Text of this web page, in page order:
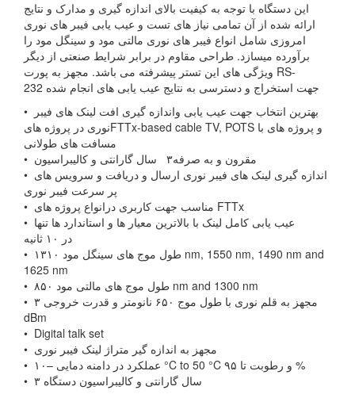
این دستگاه با توجه به کیفیت بالای اندازه گیری و مدارک و نتایج
ارائه شده از آن تمامی نیاز های تست و عیب یابی فیبر های نوری
امروزی شامل انواع فیبر های نوری مالتی مود و سینگل مود را
برآورده میسازد. طراحی مقاوم در برابر شرایط صنعتی از دیگر
ویژگی های این تستر پیشرفته می باشد. مجهز به پورت RS-
232 جهت استخراج و دسترسی به نتایج عیب یابی های انجام شده
• بهترین انتخاب جهت عیب یابی واندازه گیری افت لینک های فیبر
نوری در پروژه هایFTTx-based cable TV, POTS و پروژه های با
مسافت های طولانی
• مقرون و به صرفه۳ سال گارانتی و کالیبراسیون
• اندازه گیری لینک های فیبر نوری ارسال و دریافت و سرویس های
پر سرعت فیبر نوری
• مناسب جهت کاربری درانواع پروژه های FTTx
• عیب یابی کامل لینک با بالاترین معیار ها و استاندارد ها تنها
در ۱۰ ثانیه
• طول موج های سینگل مود ۱۳۱۰ nm, 1550 nm, 1490 nm and
1625 nm
• طول موج های مالتی مود ۸۵۰ nm and 1300 nm
• مجهز به قلم نوری با طول موج ۶۵۰ نانومتر و قدرت خروجی ۳
dBm
• Digital talk set
• مجهز به اندازه گیر متراژ لینک فیبر نوری
• عملکرد در دامنه دمایی –۱۰ °C to 50 °C و رطوبت تا ۹۵ %
• ۳ سال گارانتی و کالیبراسیون دستگاه